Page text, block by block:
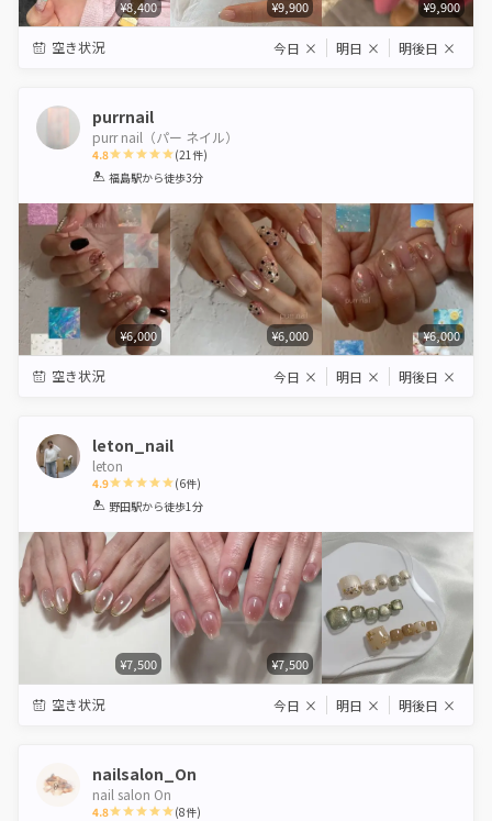
¥8,400 ¥9,900 ¥9,900
空き状況 今日 × 明日 × 明後日 ×
purrnail
purr nail（パー ネイル）
4.8
1 2 3 4 5
(21件)
福島駅から徒歩3分
¥6,000 ¥6,000 ¥6,000
空き状況 今日 × 明日 × 明後日 ×
leton_nail
leton
4.9
1 2 3 4 5
(6件)
野田駅から徒歩1分
¥7,500 ¥7,500
空き状況 今日 × 明日 × 明後日 ×
nailsalon_On
nail salon On
4.8 (8件)